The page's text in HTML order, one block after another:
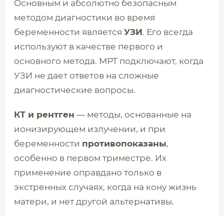
Основным и абсолютно безопасным
методом диагностики во время
беременности является УЗИ. Его всегда
используют в качестве первого и
основного метода. МРТ подключают, когда
УЗИ не дает ответов на сложные
диагностические вопросы.
КТ и рентген — методы, основанные на
ионизирующем излучении, и при
беременности противопоказаны,
особенно в первом триместре. Их
применение оправдано только в
экстренных случаях, когда на кону жизнь
матери, и нет другой альтернативы.